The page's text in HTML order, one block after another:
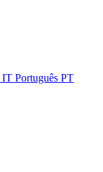
IT Português PT